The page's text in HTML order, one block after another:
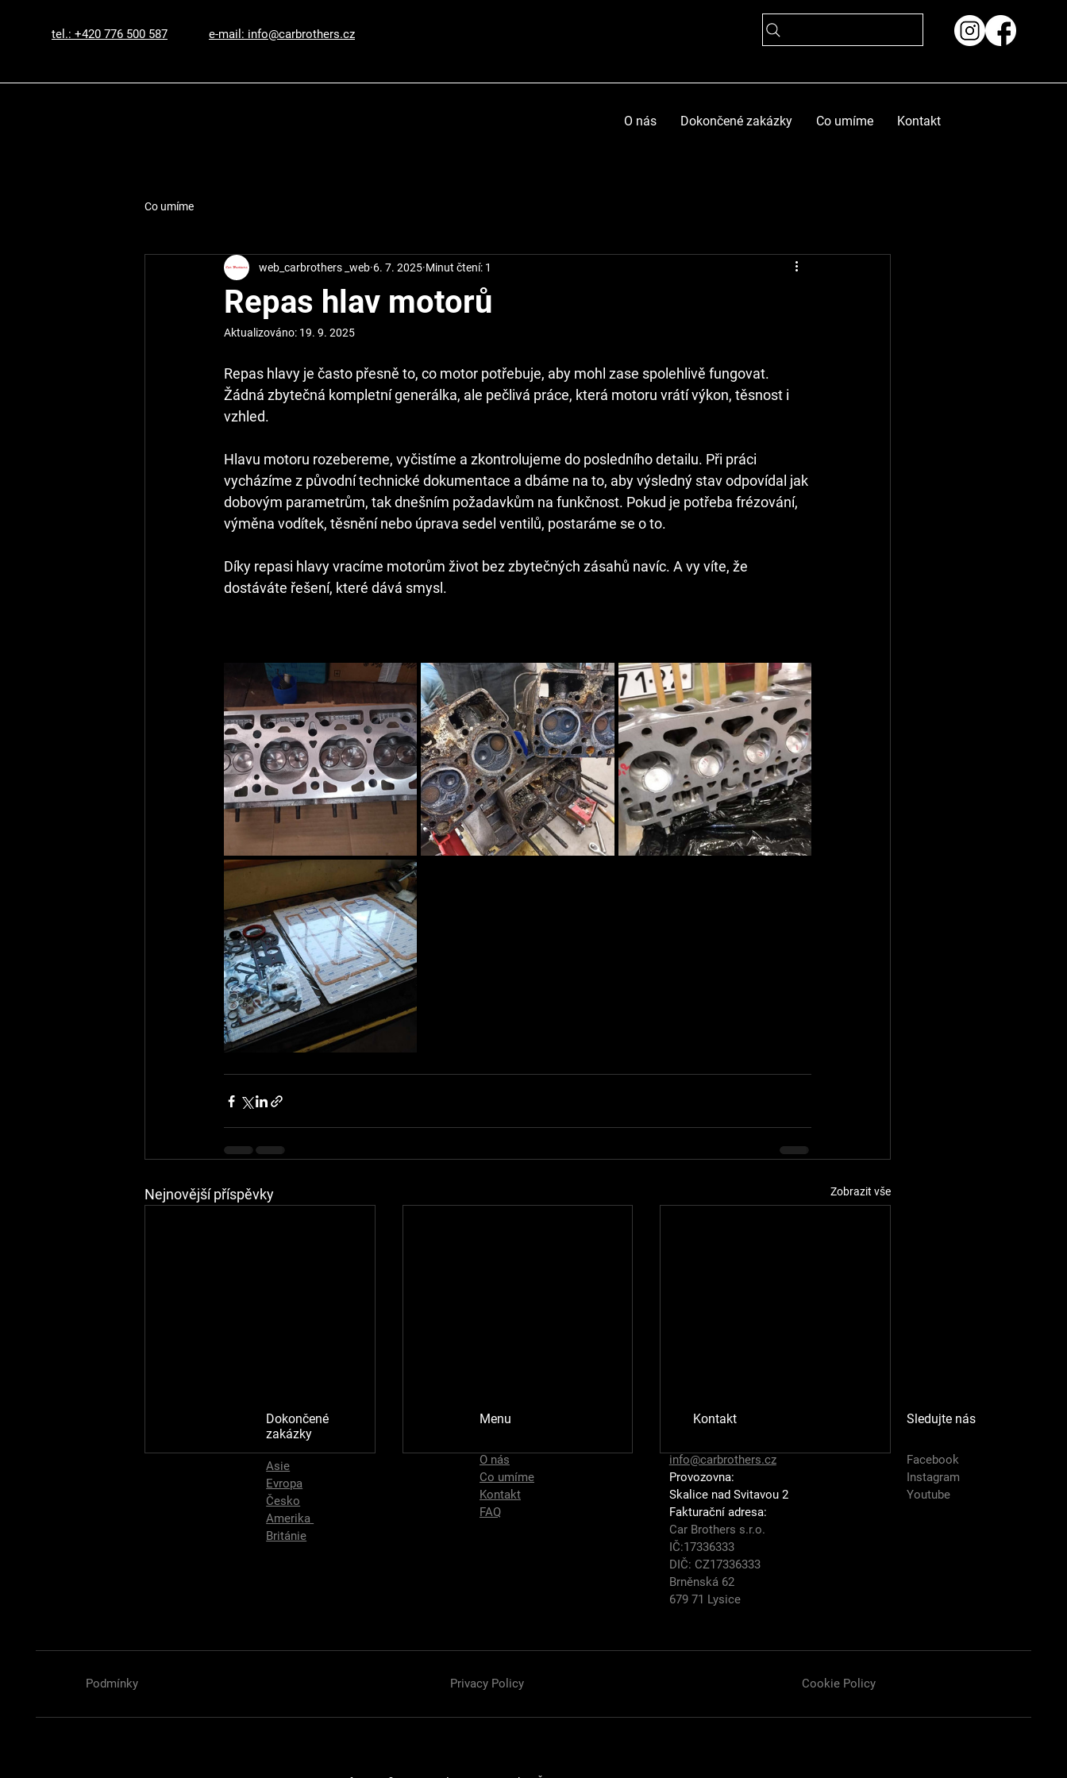
tel.: +420 776 500 587 e-mail: info@carbrothers.cz
O nás Dokončené zakázky Co umíme Kontakt
Co umíme
Repas hlav motorů
web_carbrothers _web 6. 7. 2025 Minut čtení: 1
Aktualizováno: 19. 9. 2025
Repas hlavy je často přesně to, co motor potřebuje, aby mohl zase spolehlivě fungovat.
Žádná zbytečná kompletní generálka, ale pečlivá práce, která motoru vrátí výkon, těsnost i
vzhled.
Hlavu motoru rozebereme, vyčistíme a zkontrolujeme do posledního detailu. Při práci
vycházíme z původní technické dokumentace a dbáme na to, aby výsledný stav odpovídal jak
dobovým parametrům, tak dnešním požadavkům na funkčnost. Pokud je potřeba frézování,
výměna vodítek, těsnění nebo úprava sedel ventilů, postaráme se o to.
Díky repasi hlavy vracíme motorům život bez zbytečných zásahů navíc. A vy víte, že
dostáváte řešení, které dává smysl.
Nejnovější příspěvky Zobrazit vše
Výroba výfuků
Dokončené
zakázky
Asie
Evropa
Česko
Amerika
Británie
Menu
O nás
Co umíme
Kontakt
FAQ
Kontakt
info@carbrothers.cz
Provozovna:
Skalice nad Svitavou 2
Fakturační adresa:
Car Brothers s.r.o.
IČ:17336333
DIČ: CZ17336333
Brněnská 62
679 71 Lysice
Sledujte nás
Facebook
Instagram
Youtube
Podmínky Privacy Policy Cookie Policy